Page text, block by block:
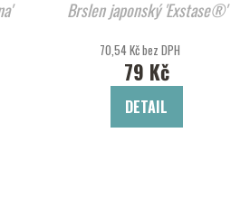
'Luna' Brslen japonský 'Exstase®'
70,54 Kč bez DPH
79 Kč
DETAIL